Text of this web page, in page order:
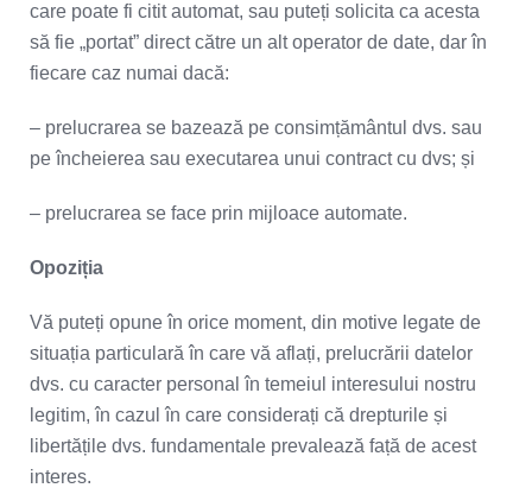
care poate fi citit automat, sau puteți solicita ca acesta
să fie „portat” direct către un alt operator de date, dar în
fiecare caz numai dacă:
– prelucrarea se bazează pe consimțământul dvs. sau
pe încheierea sau executarea unui contract cu dvs; și
– prelucrarea se face prin mijloace automate.
Opoziția
Vă puteți opune în orice moment, din motive legate de
situația particulară în care vă aflați, prelucrării datelor
dvs. cu caracter personal în temeiul interesului nostru
legitim, în cazul în care considerați că drepturile și
libertățile dvs. fundamentale prevalează față de acest
interes.